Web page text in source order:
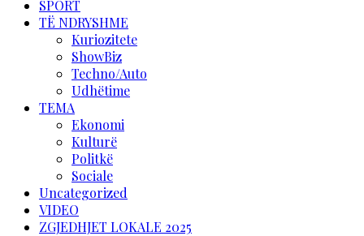
SPORT
TË NDRYSHME
Kuriozitete
ShowBiz
Techno/Auto
Udhëtime
TEMA
Ekonomi
Kulturë
Politkë
Sociale
Uncategorized
VIDEO
ZGJEDHJET LOKALE 2025